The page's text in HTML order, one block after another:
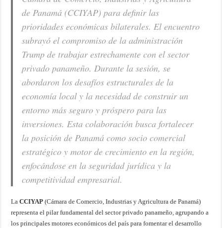
de Panamá (CCIYAP) para definir las
prioridades económicas bilaterales. El encuentro
subrayó el compromiso de la administración
Trump de trabajar estrechamente con el sector
privado panameño. Durante la sesión, se
abordaron los desafíos estructurales de la
economía local y la necesidad de construir un
entorno más seguro y próspero para las
inversiones. Esta colaboración busca fortalecer
la posición de Panamá como socio comercial
estratégico y motor de crecimiento en la región,
enfocándose en la seguridad jurídica y la
competitividad empresarial.
LaCCIYAP (Cámara de Comercio, Industrias y Agricultura de Panamá)
representa el pilar fundamental del sector privado panameño, agrupando a
los principales motores económicos del país para fomentar el desarrollo